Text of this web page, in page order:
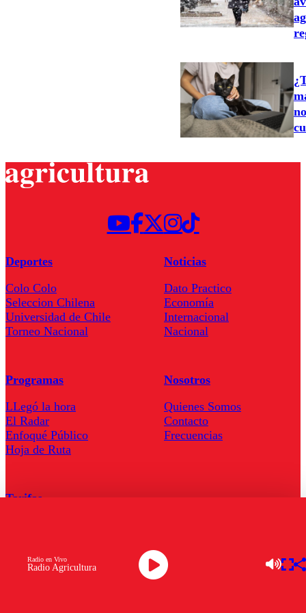
Radio Agricultura
Radio en Vivo
Deportes
Colo Colo
Seleccion Chilena
Universidad de Chile
Torneo Nacional
Noticias
Dato Practico
Economía
Internacional
Nacional
Programas
LLegó la hora
El Radar
Enfoqué Público
Hoja de Ruta
Nosotros
Quienes Somos
Contacto
Frecuencias
Tarifas